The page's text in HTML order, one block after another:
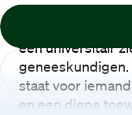
diagnosticeren,
ziekten en
een universitair
staat voor
en een diepe